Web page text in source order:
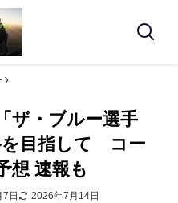
ザ・ブルー選手
を目指して コー
想 速報も
日 2026年7月14日